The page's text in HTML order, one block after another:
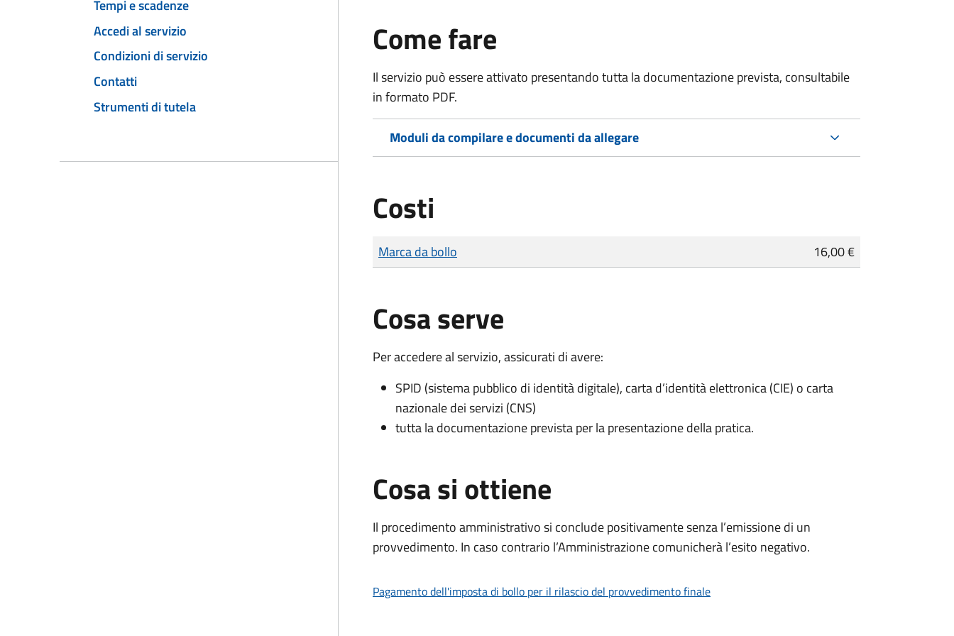
Tempi e scadenze
Accedi al servizio
Condizioni di servizio
Contatti
Strumenti di tutela
Come fare
Il servizio può essere attivato presentando tutta la documentazione prevista, consultabile
in formato PDF.
Moduli da compilare e documenti da allegare
Costi
Tipo di pagamento
Importo
Marca da bollo 16,00 €
Cosa serve
Per accedere al servizio, assicurati di avere:
SPID (sistema pubblico di identità digitale), carta d’identità elettronica (CIE) o carta
nazionale dei servizi (CNS)
tutta la documentazione prevista per la presentazione della pratica.
Cosa si ottiene
Il procedimento amministrativo si conclude positivamente senza l’emissione di un
provvedimento. In caso contrario l’Amministrazione comunicherà l’esito negativo.
Pagamento dell'imposta di bollo per il rilascio del provvedimento finale